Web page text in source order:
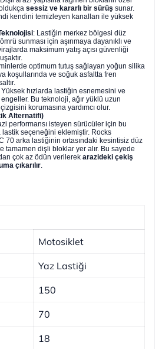
sessiz ve kararlı bir sürüş sunar.
kendini temizleyen kanalları ile yüksek
: Lastiğin merkez bölgesi düz
sunması için aşınmaya dayanıklı ve
maksimum yatış açısı güvenliği
optimum tutuş sağlayan yoğun silika
koşullarında ve soğuk asfaltta fren
Yüksek hızlarda lastiğin esnemesini ve
Bu teknoloji, ağır yüklü uzun
korumasına yardımcı olur.
Alternatifi)
performansı isteyen sürücüler için bu
lastik seçeneğini eklemiştir. Rocks
70 arka lastiğinin ortasındaki kesintisiz düz
tamamen dişli bloklar yer alır. Bu sayede
çok az ödün verilerek arazideki çekiş
çıkarılır
Motosiklet
Yaz Lastiği
150
70
18